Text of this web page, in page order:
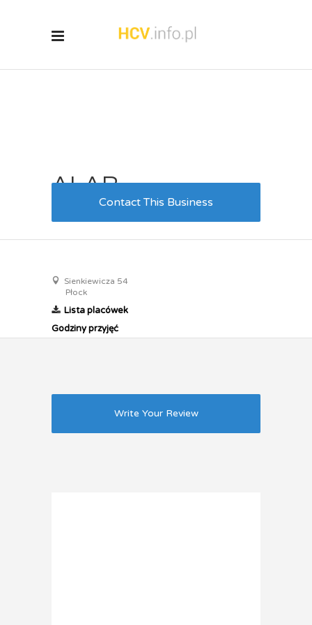
ALAB
Contact This Business
Sienkiewicza 54
Płock
Lista placówek
Godziny przyjęć
Write Your Review